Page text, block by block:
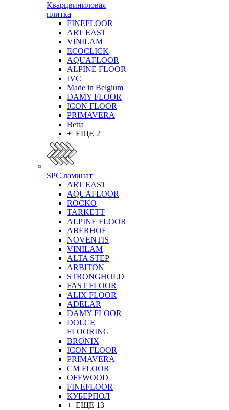
Кварцвиниловая
плитка
FINEFLOOR
ART EAST
VINILAM
ECOCLICK
AQUAFLOOR
ALPINE FLOOR
IVC
Made in Belgium
DAMY FLOOR
ICON FLOOR
PRIMAVERA
Betta
+ ЕЩЕ 2
SPC ламинат
ART EAST
AQUAFLOOR
ROCKO
TARKETT
ALPINE FLOOR
ABERHOF
NOVENTIS
VINILAM
ALTA STEP
ARBITON
STRONGHOLD
FAST FLOOR
ALIX FLOOR
ADELAR
DAMY FLOOR
DOLCE
FLOORING
BRONIX
ICON FLOOR
PRIMAVERA
CM FLOOR
OFFWOOD
FINEFLOOR
КУБЕРПОЛ
+ ЕЩЕ 13